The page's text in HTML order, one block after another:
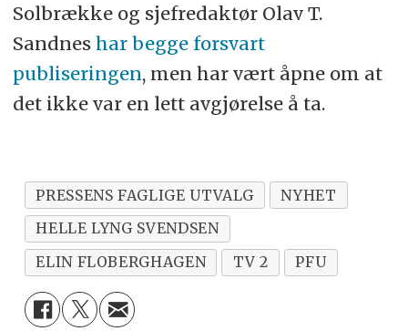
Solbrække og sjefredaktør Olav T.
Sandneshar begge forsvart
publiseringen, men har vært åpne om at
det ikke var en lett avgjørelse å ta.
PRESSENS FAGLIGE UTVALG
NYHET
HELLE LYNG SVENDSEN
ELIN FLOBERGHAGEN
TV 2 PFU